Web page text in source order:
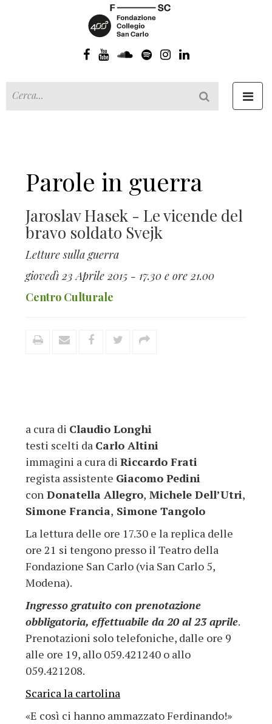
Parole in guerra
Jaroslav Hasek - Le vicende del
bravo soldato Svejk
Letture sulla guerra
giovedì 23 Aprile 2015 - 17.30 e ore 21.00
Centro Culturale
a cura di Claudio Longhi
testi scelti da Carlo Altini
immagini a cura di Riccardo Frati
regista assistente Giacomo Pedini
con Donatella Allegro, Michele Dell’Utri,
Simone Francia, Simone Tangolo
La lettura delle ore 17.30 e la replica delle
ore 21 si tengono presso il Teatro della
Fondazione San Carlo (via San Carlo 5,
Modena).
Ingresso gratuito con prenotazione
obbligatoria, effettuabile da 20 al 23 aprile.
Prenotazioni solo telefoniche, dalle ore 9
alle ore 19, allo 059.421240 o allo
059.421208.
Scarica la cartolina
«E così ci hanno ammazzato Ferdinando!»